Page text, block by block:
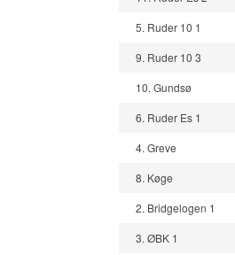
5. Ruder 10 1
9. Ruder 10 3
10. Gundsø
6. Ruder Es 1
4. Greve
8. Køge
2. Bridgelogen 1
3. ØBK 1